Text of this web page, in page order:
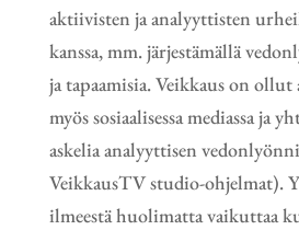
aktiivisten ja analyyttisten
kanssa, mm. järjestämällä
ja tapaamisia. Veikkaus on
myös sosiaalisessa mediassa ja
askelia analyyttisen
VeikkausTV studio-ohjelmat).
ilmeestä huolimatta vaikuttaa